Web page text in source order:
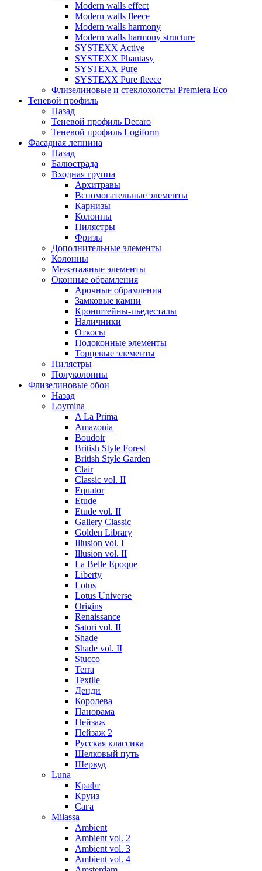
Modern walls effect
Modern walls fleece
Modern walls harmony
Modern walls harmony structure
SYSTEXX Active
SYSTEXX Phantasy
SYSTEXX Pure
SYSTEXX Pure fleece
Флизелиновые и стеклохолсты Premiera Eco
Теневой профиль
Назад
Теневой профиль Decaro
Теневой профиль Logiform
Фасадная лепнина
Назад
Балюстрада
Входная группа
Архитравы
Вспомогательные элементы
Карнизы
Колонны
Пилястры
Фризы
Дополнительные элементы
Колонны
Межэтажные элементы
Оконные обрамления
Арочные обрамления
Замковые камни
Кронштейны-пьедесталы
Наличники
Откосы
Подоконные элементы
Торцевые элементы
Пилястры
Полуколонны
Флизелиновые обои
Назад
Loymina
A La Prima
Amazonia
Boudoir
British Style Forest
British Style Garden
Clair
Classic vol. II
Equator
Etude
Etude vol. II
Gallery Classic
Golden Library
Illusion vol. I
Illusion vol. II
La Belle Epoque
Liberty
Lotus
Lotus Universe
Origins
Renaissance
Satori vol. II
Shade
Shade vol. II
Stucco
Terra
Textile
Денди
Королева
Панорама
Пейзаж
Пейзаж 2
Русская классика
Шелковый путь
Шервуд
Luna
Крафт
Круиз
Сага
Milassa
Ambient
Ambient vol. 2
Ambient vol. 3
Ambient vol. 4